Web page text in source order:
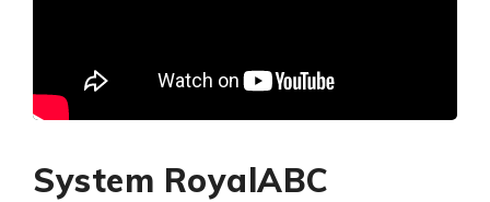
System RoyalABC